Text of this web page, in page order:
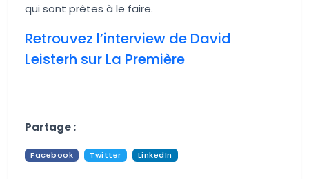
qui sont prêtes à le faire.
Retrouvez l’interview de David
Leisterh sur La Première
Partage :
Facebook Twitter LinkedIn